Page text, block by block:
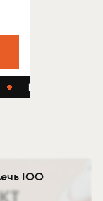
100